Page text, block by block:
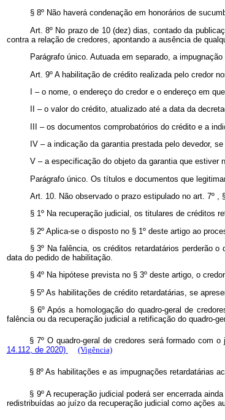
§ 8º Não haverá condenação em honorários de
Art. 8º No prazo de 10 (dez) dias, contado da
contra a relação de credores, apontando a ausência de
Parágrafo único. Autuada em separado, a
Art. 9º A habilitação de crédito realizada pelo credor
I – o nome, o endereço do credor e o endereço em
II – o valor do crédito, atualizado até a data da
III – os documentos comprobatórios do crédito e a
IV – a indicação da garantia prestada pelo devedor,
V – a especificação do objeto da garantia que estiver
Parágrafo único. Os títulos e documentos que
Art. 10. Não observado o prazo estipulado no art. 7º ,
§ 1º Na recuperação judicial, os titulares de créditos
§ 2º Aplica-se o disposto no § 1º deste artigo ao
§ 3º Na falência, os créditos retardatários perderão
data do pedido de habilitação.
§ 4º Na hipótese prevista no § 3º deste artigo, o
§ 5º As habilitações de crédito retardatárias, se
§ 6º Após a homologação do quadro-geral de
falência ou da recuperação judicial a retificação do quadro-
§ 7º O quadro-geral de credores será formado com
14.112, de 2020)
(Vigência)
§ 8º As habilitações e as impugnações retardatárias
§ 9º A recuperação judicial poderá ser encerrada
redistribuídas ao juízo da recuperação judicial como